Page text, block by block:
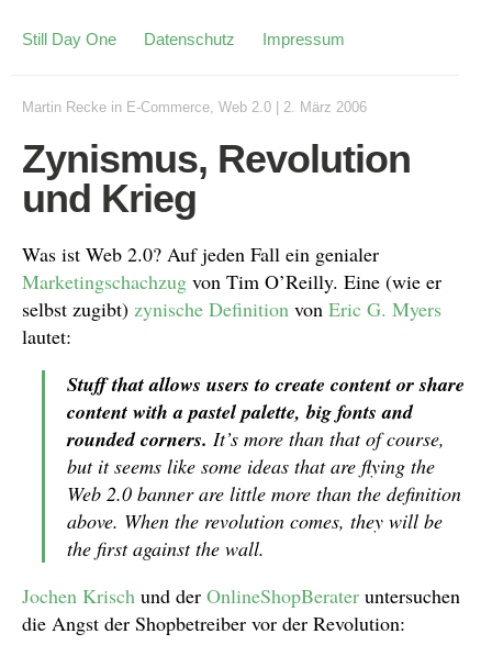
Still Day One Datenschutz Impressum
Martin Recke in E-Commerce, Web 2.0 2. März 2006
Zynismus, Revolution
und Krieg
Was ist Web 2.0? Auf jeden Fall ein genialer
Marketingschachzug von Tim O’Reilly. Eine (wie er
selbst zugibt) zynische Definition von Eric G. Myers
lautet:
Stuff that allows users to create content or share
content with a pastel palette, big fonts and
rounded corners. It’s more than that of course,
but it seems like some ideas that are flying the
Web 2.0 banner are little more than the definition
above. When the revolution comes, they will be
the first against the wall.
Jochen Krisch und der OnlineShopBerater untersuchen
die Angst der Shopbetreiber vor der Revolution: